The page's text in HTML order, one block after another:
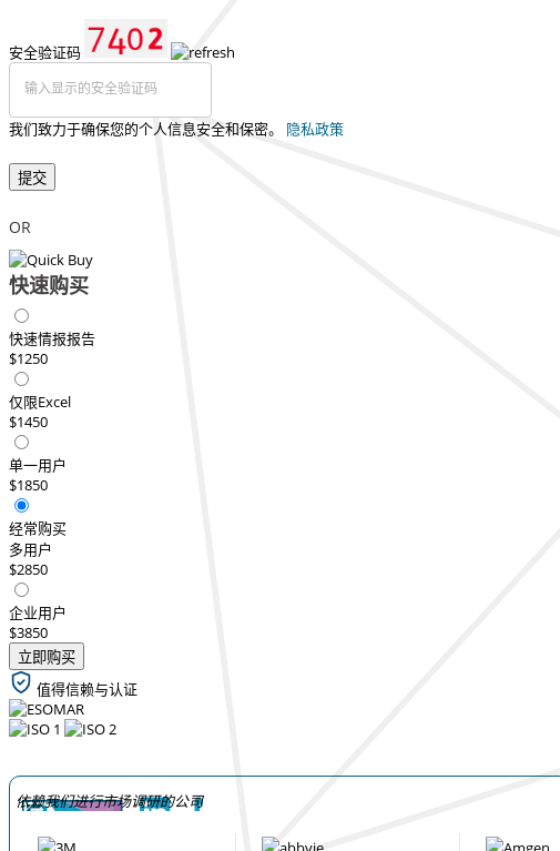
安全验证码
我们致力于确保您的个人信息安全和保密。 隐私政策
提交
OR
快速购买
快速情报报告
$1250
仅限Excel
$1450
单一用户
$1850
经常购买
多用户
$2850
企业用户
$3850
立即购买
值得信赖与认证
依赖我们进行市场调研的公司